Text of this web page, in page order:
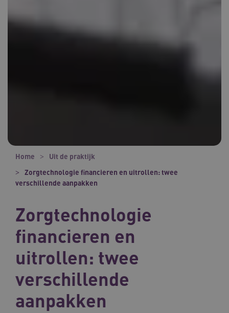
Home
Uit de praktijk
Zorgtechnologie financieren en uitrollen: twee
verschillende aanpakken
Zorgtechnologie
financieren en
uitrollen: twee
verschillende
aanpakken